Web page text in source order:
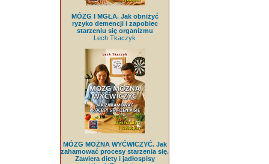
MÓZG I MGŁA. Jak obniżyć
ryzyko demencji i zapobiec
starzeniu się organizmu
Lech Tkaczyk
MÓZG MOŻNA WYĆWICZYĆ. Jak
zahamować procesy starzenia się.
Zawiera diety i jadłospisy